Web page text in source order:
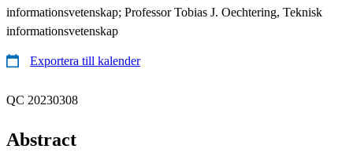
informationsvetenskap; Professor Tobias J. Oechtering, Teknisk
informationsvetenskap
Exportera till kalender
QC 20230308
Abstract